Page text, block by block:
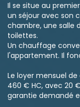
Il se situe au
un séjour avec son
chambre, une salle
toilettes.
Un chauffage
l'appartement. Il
Le loyer mensuel
460 € HC, avec 20
garantie demandé